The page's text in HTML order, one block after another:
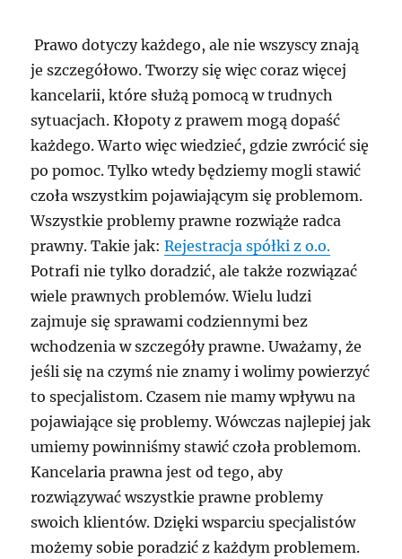
Prawo dotyczy każdego, ale nie wszyscy znają
je szczegółowo. Tworzy się więc coraz więcej
kancelarii, które służą pomocą w trudnych
sytuacjach. Kłopoty z prawem mogą dopaść
każdego. Warto więc wiedzieć, gdzie zwrócić się
po pomoc. Tylko wtedy będziemy mogli stawić
czoła wszystkim pojawiającym się problemom.
Wszystkie problemy prawne rozwiąże radca
prawny. Takie jak:Rejestracja spółki z o.o.
Potrafi nie tylko doradzić, ale także rozwiązać
wiele prawnych problemów. Wielu ludzi
zajmuje się sprawami codziennymi bez
wchodzenia w szczegóły prawne. Uważamy, że
jeśli się na czymś nie znamy i wolimy powierzyć
to specjalistom. Czasem nie mamy wpływu na
pojawiające się problemy. Wówczas najlepiej jak
umiemy powinniśmy stawić czoła problemom.
Kancelaria prawna jest od tego, aby
rozwiązywać wszystkie prawne problemy
swoich klientów. Dzięki wsparciu specjalistów
możemy sobie poradzić z każdym problemem.